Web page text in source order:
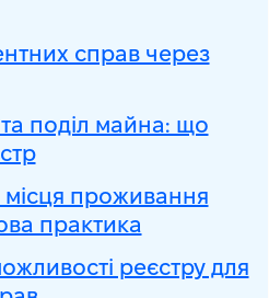
справ через
поділ майна: що
проживання
практика
реєстру для